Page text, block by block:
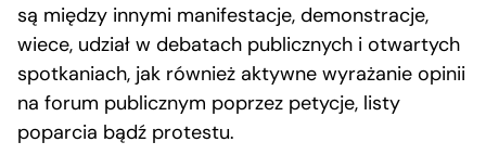
są między innymi manifestacje, demonstracje,
wiece, udział w debatach publicznych i otwartych
spotkaniach, jak również aktywne wyrażanie opinii
na forum publicznym poprzez petycje, listy
poparcia bądź protestu.